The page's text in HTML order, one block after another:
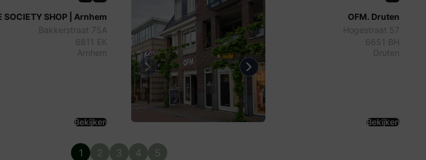
SOCIETY SHOP | Arnhem
Bakkerstraat 75A
6811 EK
Arnhem
Bekijken
Previous Next
OFM. Druten
Hogestraat 57
6651 BH
Druten
Bekijken
1 2 3 4 5